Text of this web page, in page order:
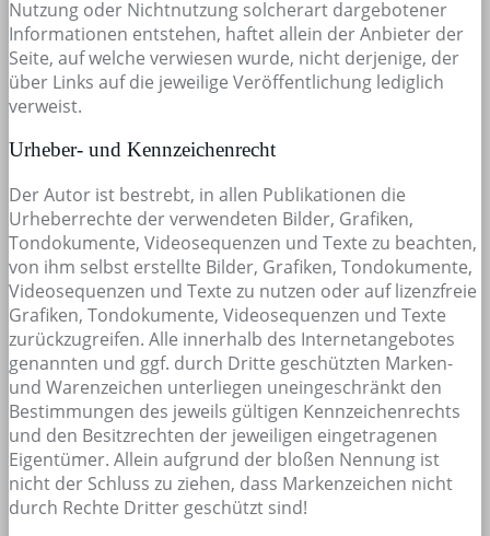
Nutzung oder Nichtnutzung solcherart dargebotener
Informationen entstehen, haftet allein der Anbieter der
Seite, auf welche verwiesen wurde, nicht derjenige, der
über Links auf die jeweilige Veröffentlichung lediglich
verweist.
Urheber- und Kennzeichenrecht
Der Autor ist bestrebt, in allen Publikationen die
Urheberrechte der verwendeten Bilder, Grafiken,
Tondokumente, Videosequenzen und Texte zu beachten,
von ihm selbst erstellte Bilder, Grafiken, Tondokumente,
Videosequenzen und Texte zu nutzen oder auf lizenzfreie
Grafiken, Tondokumente, Videosequenzen und Texte
zurückzugreifen. Alle innerhalb des Internetangebotes
genannten und ggf. durch Dritte geschützten Marken-
und Warenzeichen unterliegen uneingeschränkt den
Bestimmungen des jeweils gültigen Kennzeichenrechts
und den Besitzrechten der jeweiligen eingetragenen
Eigentümer. Allein aufgrund der bloßen Nennung ist
nicht der Schluss zu ziehen, dass Markenzeichen nicht
durch Rechte Dritter geschützt sind!